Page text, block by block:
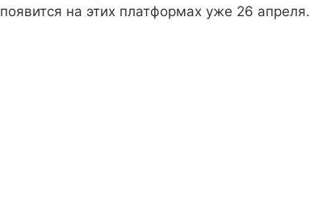
появится на этих платформах уже 26 апреля.